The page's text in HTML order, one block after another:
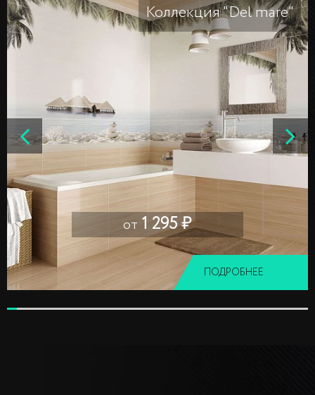
Коллекция "Del mare"
от 1 295 ₽
ПОДРОБНЕЕ